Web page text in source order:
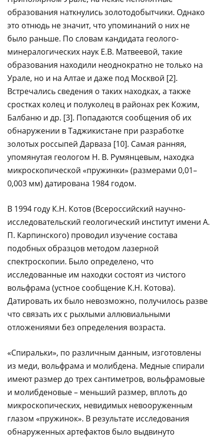
образования наткнулись золотодобытчики. Однако
это отнюдь не значит, что упоминаний о них не
было раньше. По словам кандидата геолого-
минералогических наук Е.В. Матвеевой, такие
образования находили неоднократно не только на
Урале, но и на Алтае и даже под Москвой [2].
Встречались сведения о таких находках, а также
сростках колец и полуколец в районах рек Кожим,
Балбаню и др. [3]. Попадаются сообщения об их
обнаружении в Таджикистане при разработке
золотых россыпей Дарваза [10]. Самая ранняя,
упомянутая геологом Н. В. Румянцевым, находка
микроскопической «пружинки» (размерами 0,01–
0,003 мм) датирована 1984 годом.
В 1994 году К.Н. Котов (Всероссийский научно-
исследовательский геологический институт имени А.
П. Карпинского) проводил изучение состава
подобных образцов методом лазерной
спектроскопии. Было определено, что
исследованные им находки состоят из чистого
вольфрама (устное сообщение К.Н. Котова).
Датировать их было невозможно, получилось разве
что связать их с рыхлыми аллювиальными
отложениями без определения возраста.
«Спиральки», по различным данным, изготовлены
из меди, вольфрама и молибдена. Медные спирали
имеют размер до трех сантиметров, вольфрамовые
и молибденовые – меньший размер, вплоть до
микроскопических, невидимых невооруженным
глазом «пружинок». В результате исследования
обнаруженных артефактов было выдвинуто